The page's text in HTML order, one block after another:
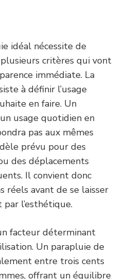
idéal nécessite de
critères qui vont
immédiate. La
à définir l’usage
en faire. Un
usage quotidien en
pas aux mêmes
prévu pour des
des déplacements
Il convient donc
réels avant de se laisser
l’esthétique.
facteur déterminant
Un parapluie de
entre trois cents
offrant un équilibre